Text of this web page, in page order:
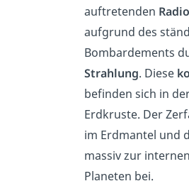
auftretenden
aufgrund des
Bombardements
Strahlung. Diese
befinden sich in
Erdkruste. Der
im Erdmantel und
massiv zur
Planeten bei.